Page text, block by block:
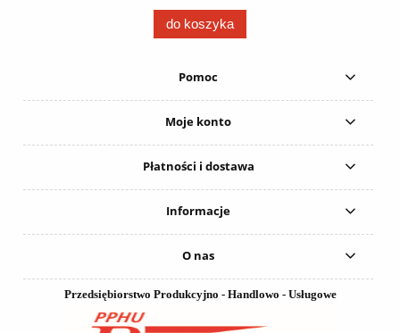
do koszyka
Pomoc
Moje konto
Płatności i dostawa
Informacje
O nas
Przedsiębiorstwo Produkcyjno - Handlowo - Usługowe